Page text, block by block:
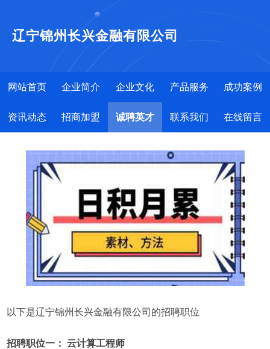
辽宁锦州长兴金融有限公司
网站首页 企业简介 企业文化 产品服务 成功案例
资讯动态 招商加盟 诚聘英才 联系我们 在线留言
以下是辽宁锦州长兴金融有限公司的招聘职位
招聘职位一： 云计算工程师